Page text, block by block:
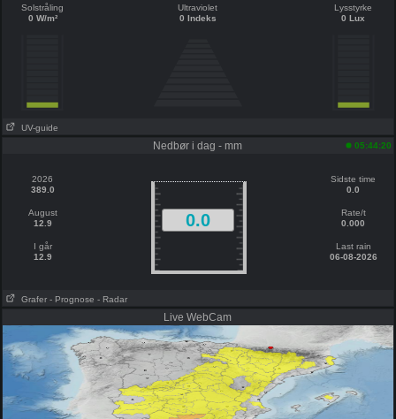
Solstråling
0 W/m²
Ultraviolet
0 Indeks
Lysstyrke
0 Lux
UV-guide
Nedbør i dag - mm 05:44:20
2026
389.0
August
12.9
I går
12.9
0.0
Sidste time
0.0
Rate/t
0.000
Last rain
06-08-2026
Grafer - Prognose - Radar
Live WebCam